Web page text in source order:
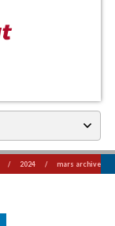
/ 2024 / mars archive